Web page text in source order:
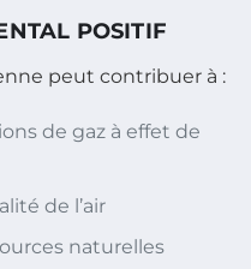
POSITIF
peut contribuer à :
de gaz à effet de
de l’air
naturelles